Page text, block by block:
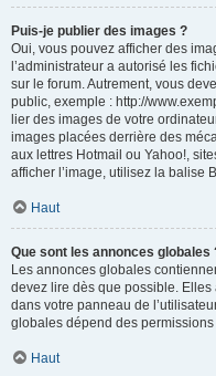
Puis-je publier des images ?
Oui, vous pouvez afficher des
l’administrateur a autorisé les
sur le forum. Autrement, vous
public, exemple : http://
lier des images de votre
images placées derrière des
aux lettres Hotmail ou Yahoo!,
afficher l’image, utilisez la balise
Haut
Que sont les annonces globales
Les annonces globales
devez lire dès que possible.
dans votre panneau de
globales dépend des
Haut